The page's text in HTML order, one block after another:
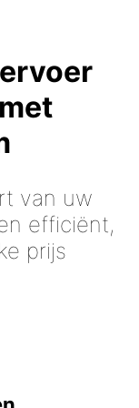
van uw
efficiënt,
prijs